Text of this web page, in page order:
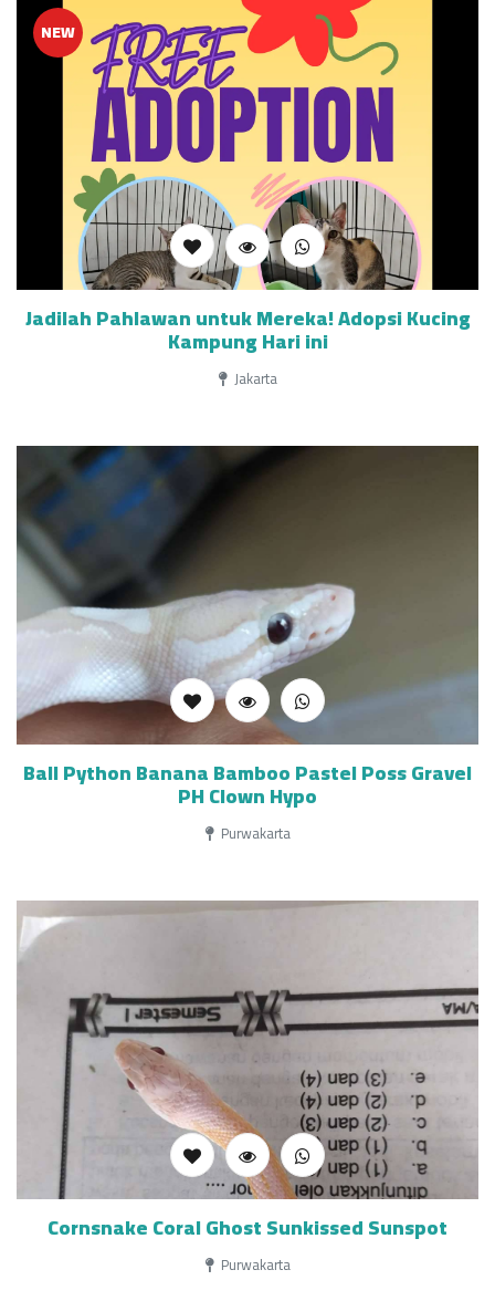
NEW
Jadilah Pahlawan untuk Mereka! Adopsi Kucing
Kampung Hari ini
Jakarta
Ball Python Banana Bamboo Pastel Poss Gravel
PH Clown Hypo
Purwakarta
Cornsnake Coral Ghost Sunkissed Sunspot
Purwakarta